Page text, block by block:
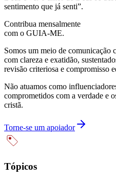
sentimento que já senti”.
Contribua mensalmente
com o GUIA-ME.
Somos um meio de comunicação
com clareza e exatidão,
revisão criteriosa e compromisso
Não atuamos como
comprometidos com a verdade e
cristã.
Torne-se um apoiador
Tópicos